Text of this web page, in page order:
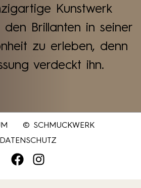
Kunstwerk
den Brillanten in seiner
zu erleben, denn
verdeckt ihn.
© SCHMUCKWERK
DATENSCHUTZ